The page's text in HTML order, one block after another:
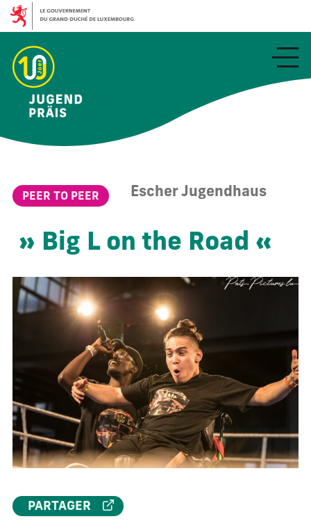
PEER TO PEER Escher Jugendhaus
» Big L on the Road «
PARTAGER